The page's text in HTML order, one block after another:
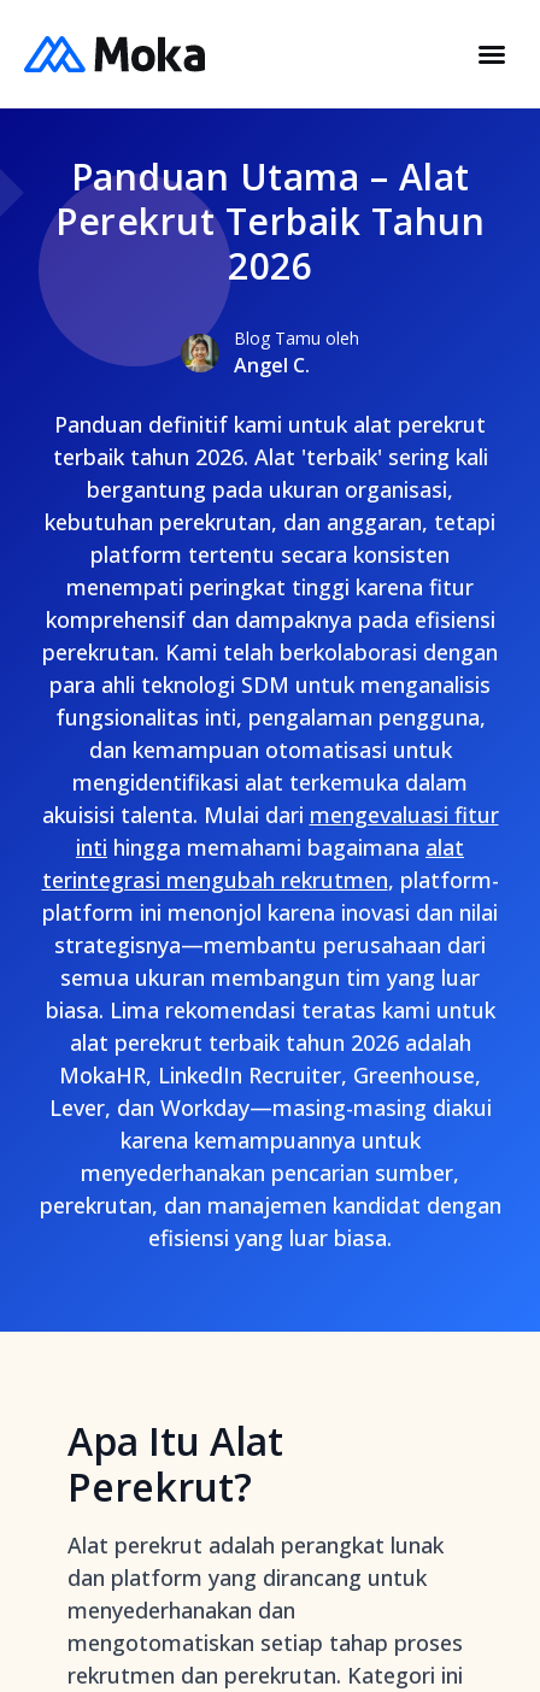
Panduan Utama – Alat
Perekrut Terbaik Tahun
2026
Blog Tamu oleh
Angel C.
Panduan definitif kami untuk alat perekrut
terbaik tahun 2026. Alat 'terbaik' sering kali
bergantung pada ukuran organisasi,
kebutuhan perekrutan, dan anggaran, tetapi
platform tertentu secara konsisten
menempati peringkat tinggi karena fitur
komprehensif dan dampaknya pada efisiensi
perekrutan. Kami telah berkolaborasi dengan
para ahli teknologi SDM untuk menganalisis
fungsionalitas inti, pengalaman pengguna,
dan kemampuan otomatisasi untuk
mengidentifikasi alat terkemuka dalam
akuisisi talenta. Mulai dari mengevaluasi fitur
inti hingga memahami bagaimana alat
terintegrasi mengubah rekrutmen, platform-
platform ini menonjol karena inovasi dan nilai
strategisnya—membantu perusahaan dari
semua ukuran membangun tim yang luar
biasa. Lima rekomendasi teratas kami untuk
alat perekrut terbaik tahun 2026 adalah
MokaHR, LinkedIn Recruiter, Greenhouse,
Lever, dan Workday—masing-masing diakui
karena kemampuannya untuk
menyederhanakan pencarian sumber,
perekrutan, dan manajemen kandidat dengan
efisiensi yang luar biasa.
Apa Itu Alat
Perekrut?
Alat perekrut adalah perangkat lunak
dan platform yang dirancang untuk
menyederhanakan dan
mengotomatiskan setiap tahap proses
rekrutmen dan perekrutan. Kategori ini